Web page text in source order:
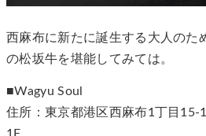
西麻布に新たに誕生する大人のた
の松坂牛を堪能してみては。
■Wagyu Soul
住所：東京都港区西麻布1丁目15-